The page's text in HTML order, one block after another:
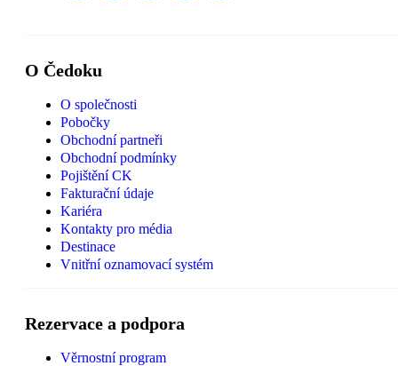
O Čedoku
O společnosti
Pobočky
Obchodní partneři
Obchodní podmínky
Pojištění CK
Fakturační údaje
Kariéra
Kontakty pro média
Destinace
Vnitřní oznamovací systém
Rezervace a podpora
Věrnostní program